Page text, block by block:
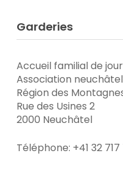
Garderies
Accueil familial de jour
Association
Région des
Rue des Usines 2
2000 Neuchâtel
Téléphone: +41 32